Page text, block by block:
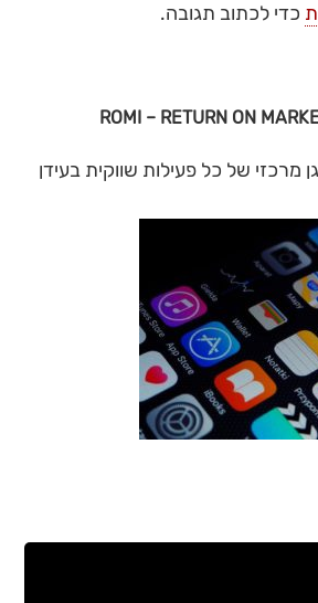
כדי לכתוב תגובה.
ROMI – RETURN ON
מרכזי של כל פעילות שווקית בעידן